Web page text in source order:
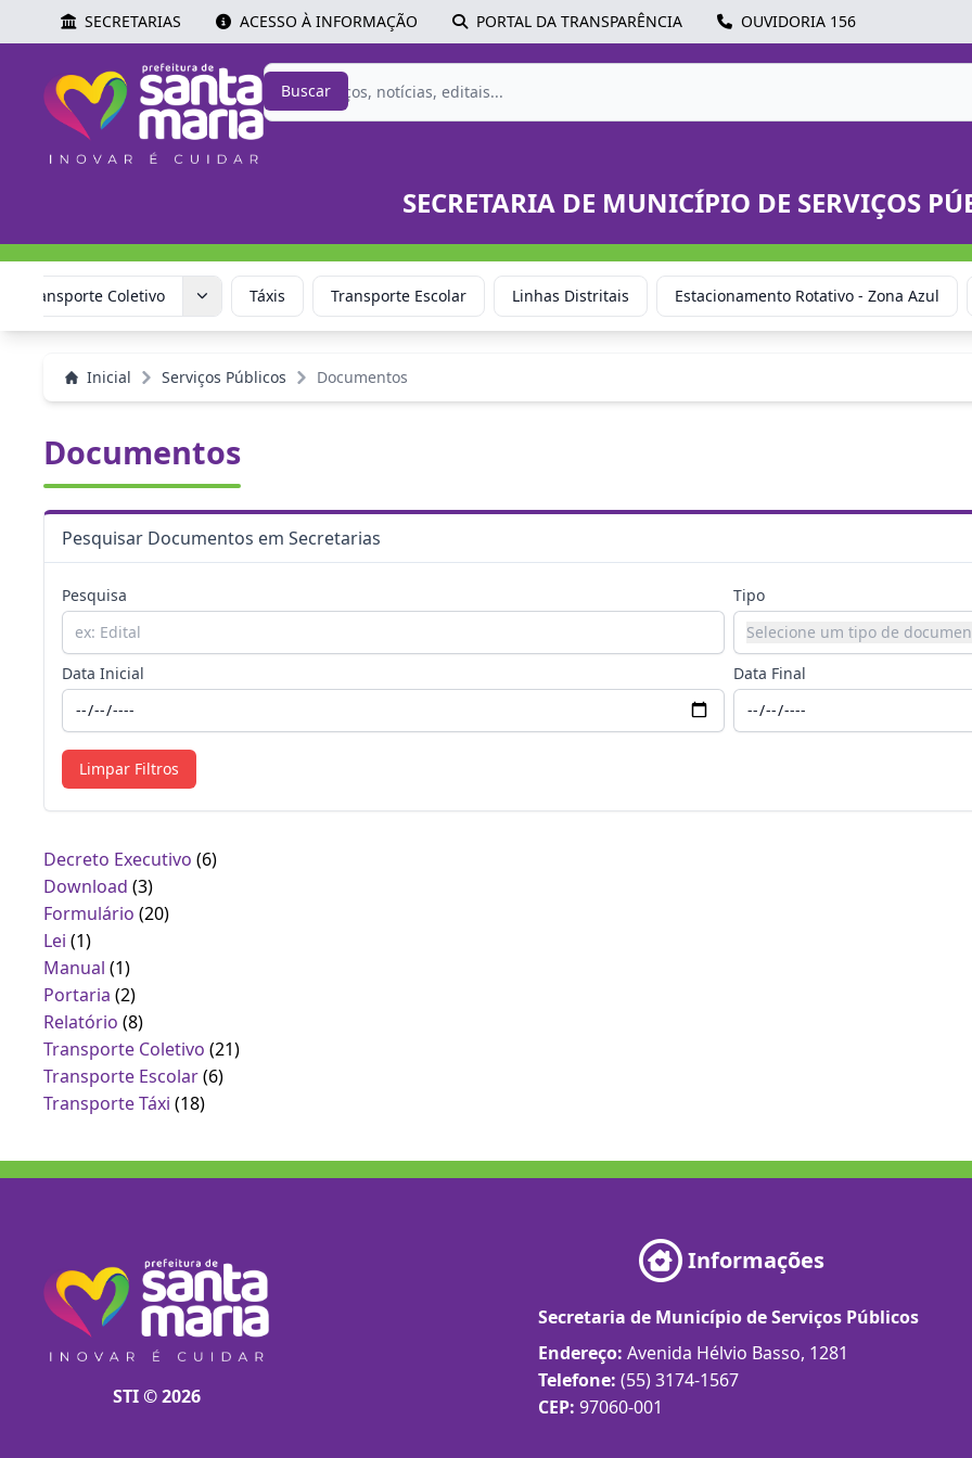
SECRETARIAS ACESSO À INFORMAÇÃO PORTAL DA TRANSPARÊNCIA OUVIDORIA 156
Buscar
SECRETARIA DE MUNICÍPIO DE SERVIÇOS
Transporte Coletivo Táxis Transporte Escolar Linhas Distritais Estacionamento Rotativo - Zona Azul
Inicial Serviços Públicos Documentos
Documentos
Pesquisar Documentos em Secretarias
Pesquisa
Tipo
Selecione um tipo de
Data Inicial
Data Final
Limpar Filtros
Decreto Executivo (6)
Download (3)
Formulário (20)
Lei (1)
Manual (1)
Portaria (2)
Relatório (8)
Transporte Coletivo (21)
Transporte Escolar(6)
Transporte Táxi (18)
STI © 2026
Informações
Secretaria de Município de Serviços Públicos
Endereço:Avenida Hélvio Basso, 1281
Telefone:(55) 3174-1567
CEP:97060-001